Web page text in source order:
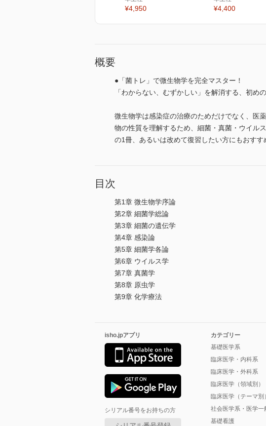
¥4,950 ¥4,400
概要
●「菌トレ」で微生物学を完全マスター！
「わからない、むずかしい」を解消する、初め
微生物学は感染症の治療のためだけでなく、医
物の性質を理解するため、細菌・真菌・ウイル
の1冊、あるいは改めて復習したい方にもおすす
目次
第1章 微生物学序論
第2章 細菌学総論
第3章 細菌の遺伝学
第4章 感染論
第5章 細菌学各論
第6章 ウイルス学
第7章 真菌学
第8章 原虫学
第9章 化学療法
isho.jpアプリ
シリアル番号をお持ちの方
カテゴリー
基礎医学系
臨床医学・内科系
臨床医学・外科系
臨床医学（領域別）
臨床医学（テーマ別）
社会医学系・医学一
基礎看護